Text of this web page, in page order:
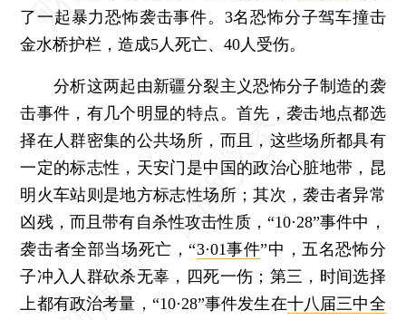
了一起暴力恐怖袭击事件。3名恐怖分子驾车撞击
金水桥护栏，造成5人死亡、40人受伤。
分析这两起由新疆分裂主义恐怖分子制造的袭
击事件，有几个明显的特点。首先，袭击地点都选
择在人群密集的公共场所，而且，这些场所都具有
一定的标志性，天安门是中国的政治心脏地带，昆
明火车站则是地方标志性场所；其次，袭击者异常
凶残，而且带有自杀性攻击性质，“10·28”事件中，
袭击者全部当场死亡，“3·01事件”中，五名恐怖分
子冲入人群砍杀无辜，四死一伤；第三，时间选择
上都有政治考量，“10·28”事件发生在十八届三中全